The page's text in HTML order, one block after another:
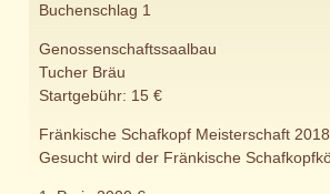
Buchenschlag 1
Genossenschaftssaalbau
Tucher Bräu
Startgebühr: 15 €
Fränkische Schafkopf Meisterschaft 2018
Gesucht wird der Fränkische